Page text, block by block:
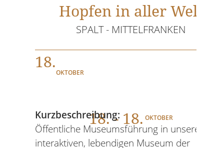
Hopfen in aller Welt
SPALT - MITTELFRANKEN
18.
OKTOBER
18. - 18. OKTOBER
Kurzbeschreibung:
Öffentliche Museumsführung in unserem
interaktiven, lebendigen Museum der